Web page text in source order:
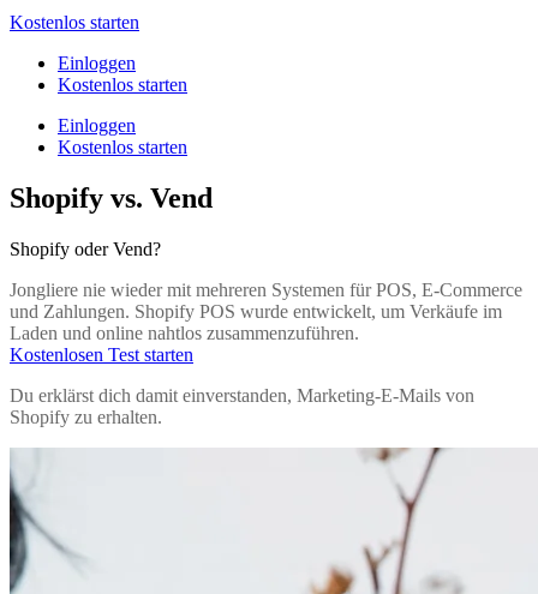
Kostenlos starten
Einloggen
Kostenlos starten
Einloggen
Kostenlos starten
Shopify vs. Vend
Shopify oder Vend?
Jongliere nie wieder mit mehreren Systemen für POS, E-Commerce
und Zahlungen. Shopify POS wurde entwickelt, um Verkäufe im
Laden und online nahtlos zusammenzuführen.
Kostenlosen Test starten
Du erklärst dich damit einverstanden, Marketing-E-Mails von
Shopify zu erhalten.